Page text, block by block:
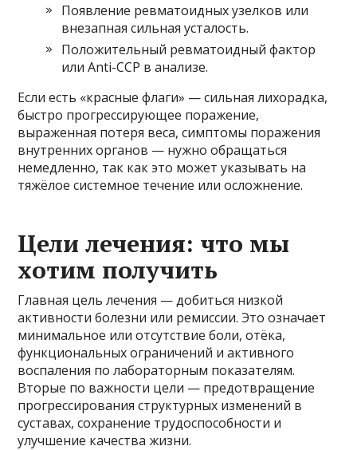
Появление ревматоидных узелков или
внезапная сильная усталость.
Положительный ревматоидный фактор
или Anti-CCP в анализе.
Если есть «красные флаги» — сильная лихорадка,
быстро прогрессирующее поражение,
выраженная потеря веса, симптомы поражения
внутренних органов — нужно обращаться
немедленно, так как это может указывать на
тяжёлое системное течение или осложнение.
Цели лечения: что мы
хотим получить
Главная цель лечения — добиться низкой
активности болезни или ремиссии. Это означает
минимальное или отсутствие боли, отёка,
функциональных ограничений и активного
воспаления по лабораторным показателям.
Вторые по важности цели — предотвращение
прогрессирования структурных изменений в
суставах, сохранение трудоспособности и
улучшение качества жизни.